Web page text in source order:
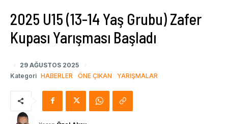
2025 U15 (13-14 Yaş Grubu) Zafer
Kupası Yarışması Başladı
29 AĞUSTOS 2025
Kategori HABERLER ÖNE ÇIKAN YARIŞMALAR